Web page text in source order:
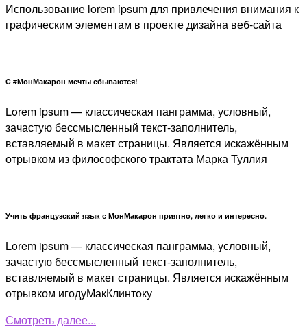
Использование lorem ipsum для привлечения внимания к
графическим элементам в проекте дизайна веб-сайта
C #МонМакарон мечты сбываются!
Lorem ipsum — классическая панграмма, условный,
зачастую бессмысленный текст-заполнитель,
вставляемый в макет страницы. Является искажённым
отрывком из философского трактата Марка Туллия
Учить французский язык с МонМакарон приятно, легко и интересно.
Lorem ipsum — классическая панграмма, условный,
зачастую бессмысленный текст-заполнитель,
вставляемый в макет страницы. Является искажённым
отрывком игодуМакКлинтоку
Смотреть далее...